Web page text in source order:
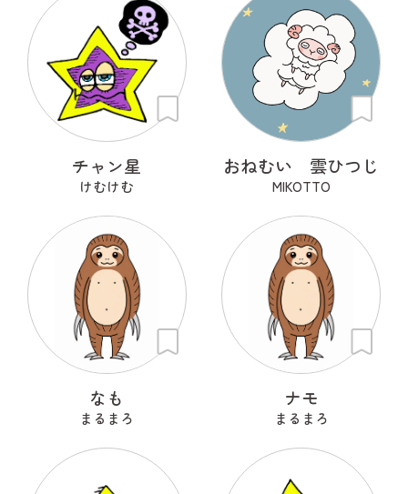
チャン星
けむけむ
おねむい 雲ひつじ
MIKOTTO
なも
まるまろ
ナモ
まるまろ